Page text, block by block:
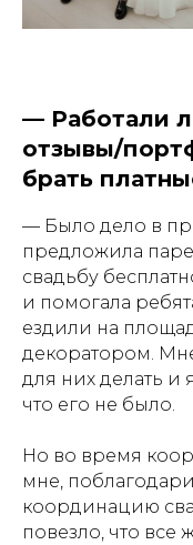
— Работали
отзывы/
брать
— Было дело в
предложила
свадьбу
и помогала
ездили на
декоратором.
для них делать и
что его не было.
Но во время
мне,
координацию
повезло, что все